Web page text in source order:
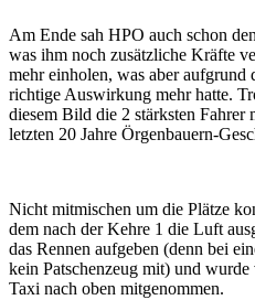
Am Ende sah HPO auch schon
was ihm noch zusätzliche Kräfte
mehr einholen, was aber aufgrund
richtige Auswirkung mehr hatte.
diesem Bild die 2 stärksten Fahrer
letzten 20 Jahre Örgenbauern-
Nicht mitmischen um die Plätze
dem nach der Kehre 1 die Luft
das Rennen aufgeben (denn bei
kein Patschenzeug mit) und
Taxi nach oben mitgenommen.